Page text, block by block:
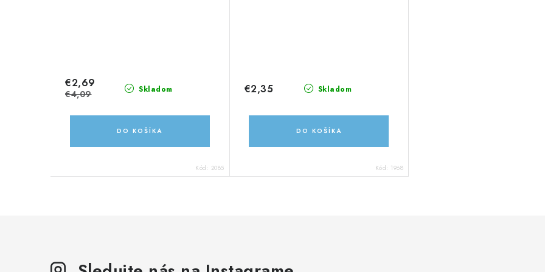
Skladom
€2,69
€4,09
DO KOŠÍKA
Kód: 2085
Skladom
€2,35
DO KOŠÍKA
Kód: 1968